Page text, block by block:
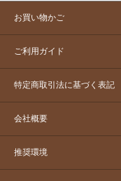
お買い物かご
ご利用ガイド
特定商取引法に基づく表記
会社概要
推奨環境